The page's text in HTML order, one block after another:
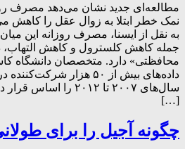
مطالعه‌ای جدید نشان می‌دهد مصرف
نمک خطر ابتلا به زوال عقل را کاهش
به نقل از ایسنا، مصرف روزانه این
جمله کاهش کلسترول و کاهش التهاب،
محافظتی» دارد. متخصصان دانشگاه
داده‌های بیش از ۵۰ هزار
[…]
چگونه آجیل را برای